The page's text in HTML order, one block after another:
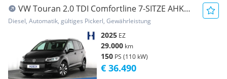
VW Touran 2.0 TDI Comfortline 7-SITZE AHK
IQ.LED A...
Diesel, Automatik, gültiges Pickerl, Gewährleistung
2025 EZ
29.000 km
150 PS (110 kW)
€ 36.490